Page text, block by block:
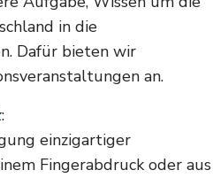
in die
Dafür bieten wir
an.
:
einzigartiger
Fingerabdruck oder aus